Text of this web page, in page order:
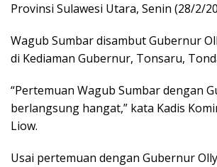
Provinsi Sulawesi Utara, Senin (28/2/
Wagub Sumbar disambut Gubernur
di Kediaman Gubernur, Tonsaru,
“Pertemuan Wagub Sumbar dengan
berlangsung hangat,” kata Kadis
Liow.
Usai pertemuan dengan Gubernur